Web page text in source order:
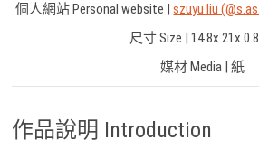
個人網站 Personal website |szuyu liu
尺寸 Size | 14.8x 21x
媒材 Media | 紙
作品說明 Introduction